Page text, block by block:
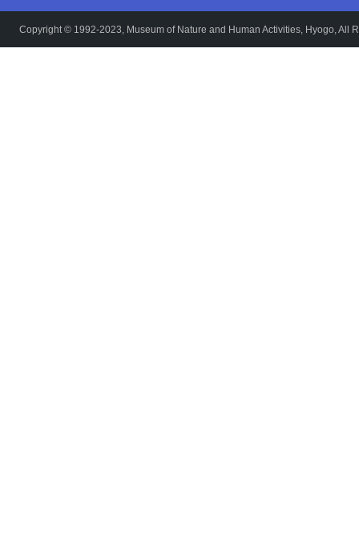
Copyright © 1992-2023, Museum of Nature and Human Activities, Hyogo, All